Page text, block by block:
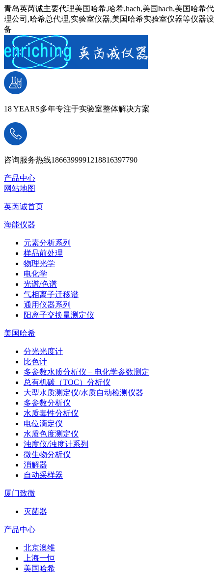
青岛英芮诚主要代理美国哈希,哈希,hach,美国hach,美国哈希代
理公司,哈希总代理,实验室仪器,美国哈希实验室仪器等仪器设
备
18 YEARS多年专注于实验室整体解决方案
咨询服务热线1866399991218816397790
产品中心
网站地图
英芮诚首页
海能仪器
元素分析系列
样品前处理
物理光学
电化学
光谱/色谱
气相离子迁移谱
通用仪器系列
阳离子交换量测定仪
美国哈希
分光光度计
比色计
多参数水质分析仪 – 电化学参数测定
总有机碳（TOC）分析仪
大型水质测定仪/水质自动检测仪器
多参数分析仪
水质毒性分析仪
电位滴定仪
水质色度测定仪
浊度仪/浊度计系列
微生物分析仪
消解器
自动采样器
厦门致微
灭菌器
产品中心
北京澳维
上海一恒
美国哈希